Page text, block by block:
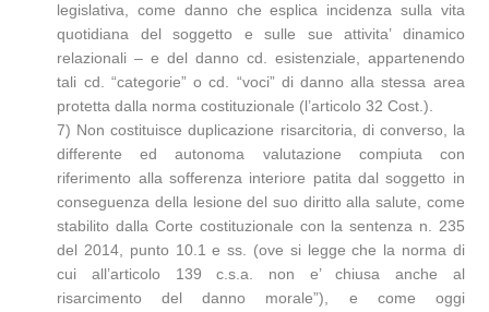
legislativa, come danno che esplica incidenza sulla vita
quotidiana del soggetto e sulle sue attivita’ dinamico
relazionali – e del danno cd. esistenziale, appartenendo
tali cd. “categorie” o cd. “voci” di danno alla stessa area
protetta dalla norma costituzionale (l’articolo 32 Cost.).
7) Non costituisce duplicazione risarcitoria, di converso, la
differente ed autonoma valutazione compiuta con
riferimento alla sofferenza interiore patita dal soggetto in
conseguenza della lesione del suo diritto alla salute, come
stabilito dalla Corte costituzionale con la sentenza n. 235
del 2014, punto 10.1 e ss. (ove si legge che la norma di
cui all’articolo 139 c.s.a. non e’ chiusa anche al
risarcimento del danno morale”), e come oggi